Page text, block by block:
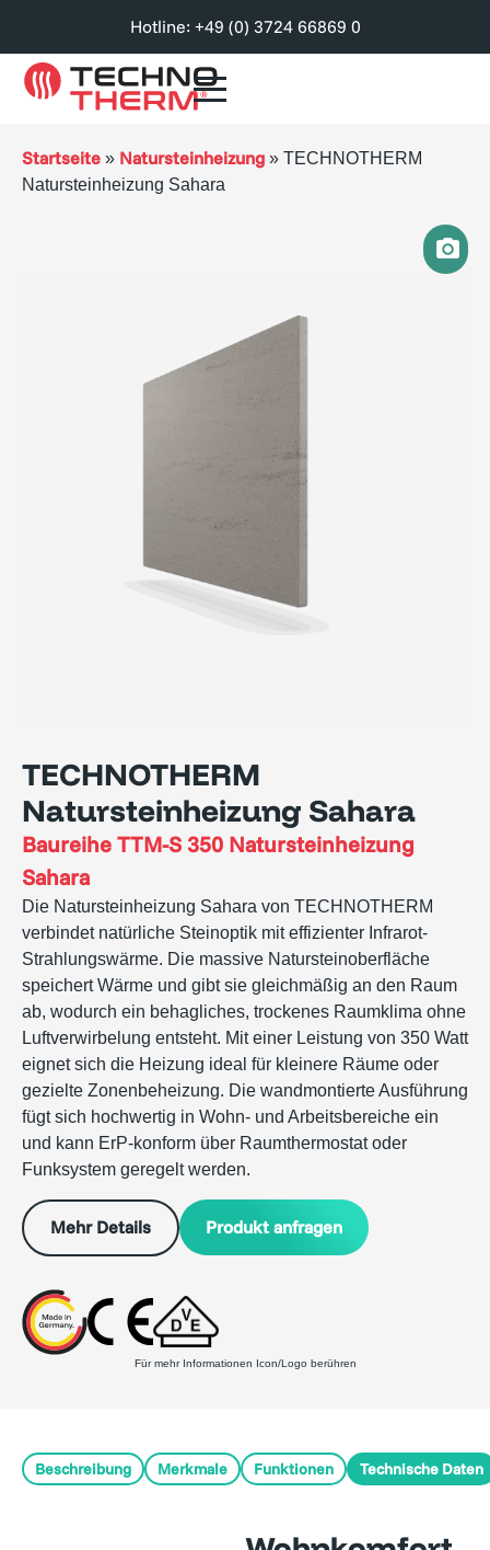
Hotline: +49 (0) 3724 66869 0
Startseite » Natursteinheizung » TECHNOTHERM
Natursteinheizung Sahara
TECHNOTHERM
Natursteinheizung Sahara
Baureihe TTM-S 350 Natursteinheizung
Sahara
Die Natursteinheizung Sahara von TECHNOTHERM
verbindet natürliche Steinoptik mit effizienter Infrarot-
Strahlungswärme. Die massive Natursteinoberfläche
speichert Wärme und gibt sie gleichmäßig an den Raum
ab, wodurch ein behagliches, trockenes Raumklima ohne
Luftverwirbelung entsteht. Mit einer Leistung von 350 Watt
eignet sich die Heizung ideal für kleinere Räume oder
gezielte Zonenbeheizung. Die wandmontierte Ausführung
fügt sich hochwertig in Wohn- und Arbeitsbereiche ein
und kann ErP-konform über Raumthermostat oder
Funksystem geregelt werden.
Mehr Details Produkt anfragen
Für mehr Informationen Icon/Logo berühren
Beschreibung Merkmale Funktionen Technische Daten